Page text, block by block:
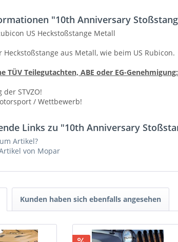
"10th Anniversary
US Heckstoßstange Metall
aus Metall, wie beim US Rubicon.
TÜV Teilegutachten, ABE oder EG-Genehmigung:
der STVZO!
/ Wettbewerb!
Links zu "10th Anniversary
Artikel?
von Mopar
Kunden haben sich ebenfalls angesehen